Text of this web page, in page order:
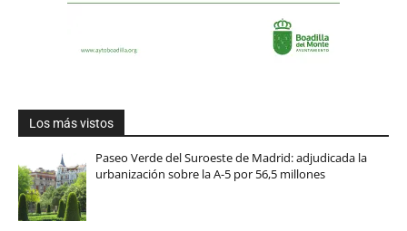
Los más vistos
Paseo Verde del Suroeste de Madrid: adjudicada la
urbanización sobre la A-5 por 56,5 millones